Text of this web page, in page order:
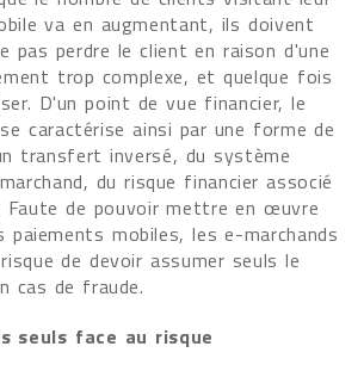
va en augmentant, ils doivent
pas perdre le client en raison d'une
trop complexe, et quelque fois
D'un point de vue financier, le
caractérise ainsi par une forme de
transfert inversé, du système
du risque financier associé
Faute de pouvoir mettre en œuvre
paiements mobiles, les e-marchands
de devoir assumer seuls le
cas de fraude.
seuls face au risque